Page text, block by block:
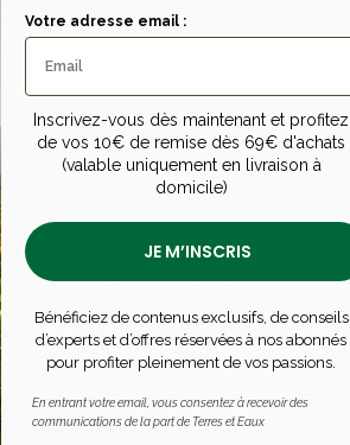
chez Terres & Eaux. Entièrement
meilleure durée de vie sur votre plan
flottante.
le premier à rédiger un avis
: seuls nos clients ayant réellement
avis
Votre adresse email :
Inscrivez-vous dès maintenant et profitez
de vos 10€ de remise dès 69€ d'achats
(valable uniquement en livraison à
domicile)
JE M’INSCRIS
Bénéficiez de contenus exclusifs, de conseils
d’experts et d’offres réservées à nos abonnés
pour profiter pleinement de vos passions.
En entrant votre email, vous consentez à recevoir des
communications de la part de Terres et Eaux